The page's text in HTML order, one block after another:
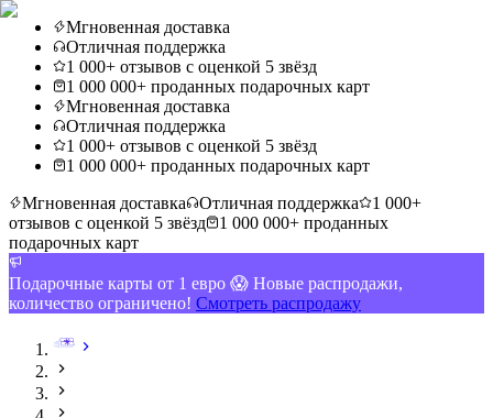
Мгновенная доставка
Отличная поддержка
1 000+ отзывов с оценкой 5 звёзд
1 000 000+ проданных подарочных карт
Мгновенная доставка
Отличная поддержка
1 000+ отзывов с оценкой 5 звёзд
1 000 000+ проданных подарочных карт
Мгновенная доставка
Отличная поддержка
1 000+
отзывов с оценкой 5 звёзд
1 000 000+ проданных
подарочных карт
Подарочные карты от 1 евро 😱 Новые распродажи,
количество ограничено! Смотреть распродажу